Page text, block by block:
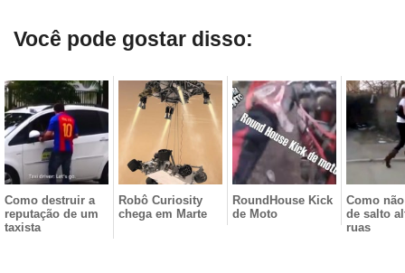
Você pode gostar disso:
Como destruir a
reputação de um
taxista
Robô Curiosity
chega em Marte
RoundHouse Kick
de Moto
Como
de salto
ruas